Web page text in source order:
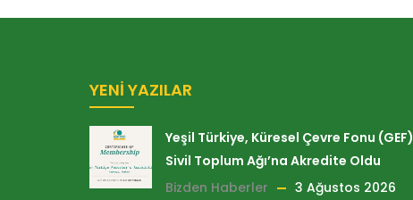
YENI YAZILAR
Yeşil Türkiye, Küresel Çevre Fonu (GEF)
Sivil Toplum Ağı’na Akredite Oldu
Bizden Haberler
3 Ağustos 2026